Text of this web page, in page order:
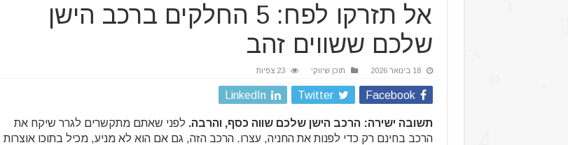
אל תזרקו לפח: 5 החלקים ברכב הישן
שלכם ששווים זהב
18 בינואר 2026 תוכן שיווקי 23 צפיות
Facebook
Twitter
LinkedIn
תשובה ישירה: הרכב הישן שלכם שווה כסף, והרבה. לפני שאתם מתקשרים לגרר שיקח את
הרכב בחינם רק כדי לפנות את החניה, עצרו. הרכב הזה, גם אם הוא לא מניע, מכיל בתוכו אוצרות